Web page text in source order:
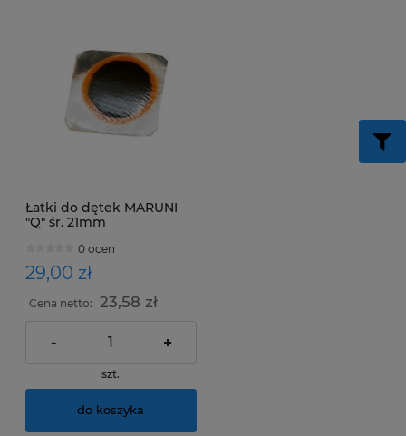
Łatki do dętek MARUNI
"Q" śr. 21mm
0 ocen
29,00 zł
Cena netto: 23,58 zł
- +
szt.
do koszyka